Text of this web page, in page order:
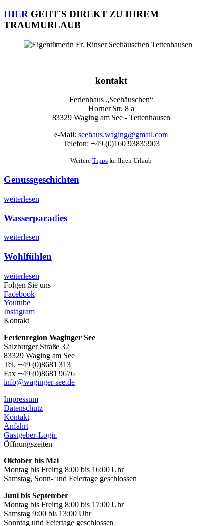
HIER GEHT´S DIREKT ZU IHREM
TRAUMURLAUB
kontakt
Ferienhaus „Seehäuschen“
Horner Str. 8 a
83329 Waging am See - Tettenhausen
e-Mail: seehaus.waging@gmail.com
Telefon: +49 (0)160 93835903
Weitere Tipps für Ihren Urlaub
Genussgeschichten
weiterlesen
Wasserparadies
weiterlesen
Wohlfühlen
weiterlesen
Folgen Sie uns
Facebook
Youtube
Instagram
Kontakt
Ferienregion Waginger See
Salzburger Straße 32
83329 Waging am See
Tel. +49 (0)8681 313
Fax +49 (0)8681 9676
info@waginger-see.de
Impressum
Datenschutz
Kontakt
Anfahrt
Gastgeber-Login
Öffnungszeiten
Oktober bis Mai
Montag bis Freitag 8:00 bis 16:00 Uhr
Samstag, Sonn- und Feiertage geschlossen
Juni bis September
Montag bis Freitag 8:00 bis 17:00 Uhr
Samstag 9:00 bis 13:00 Uhr
Sonntag und Feiertage geschlossen